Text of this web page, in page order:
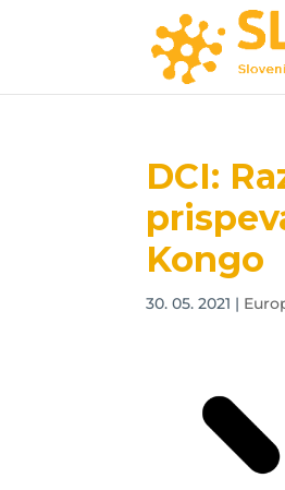
DCI:
Kongo
30. 05. 2021 |